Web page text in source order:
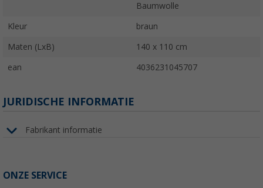
Baumwolle
Kleur braun
Maten (LxB) 140 x 110 cm
ean 4036231045707
JURIDISCHE INFORMATIE
Fabrikant informatie
ONZE SERVICE